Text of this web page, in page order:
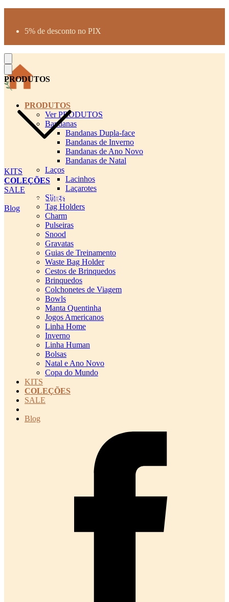
5% de desconto no PIX
PRODUTOS
KITS
COLEÇÕES
SALE
cadastro pet QRCODE
Blog
PRODUTOS
Ver PRODUTOS
Bandanas
Bandanas Dupla-face
Bandanas de Inverno
Bandanas de Ano Novo
Bandanas de Natal
Laços
Lacinhos
Laçarotes
Slings
Tag Holders
Charm
Pulseiras
Snood
Gravatas
Guias de Treinamento
Waste Bag Holder
Cestos de Brinquedos
Brinquedos
Colchonetes de Viagem
Bowls
Manta Quentinha
Jogos Americanos
Linha Home
Inverno
Linha Human
Bolsas
Natal e Ano Novo
Copa do Mundo
KITS
COLEÇÕES
SALE
Blog